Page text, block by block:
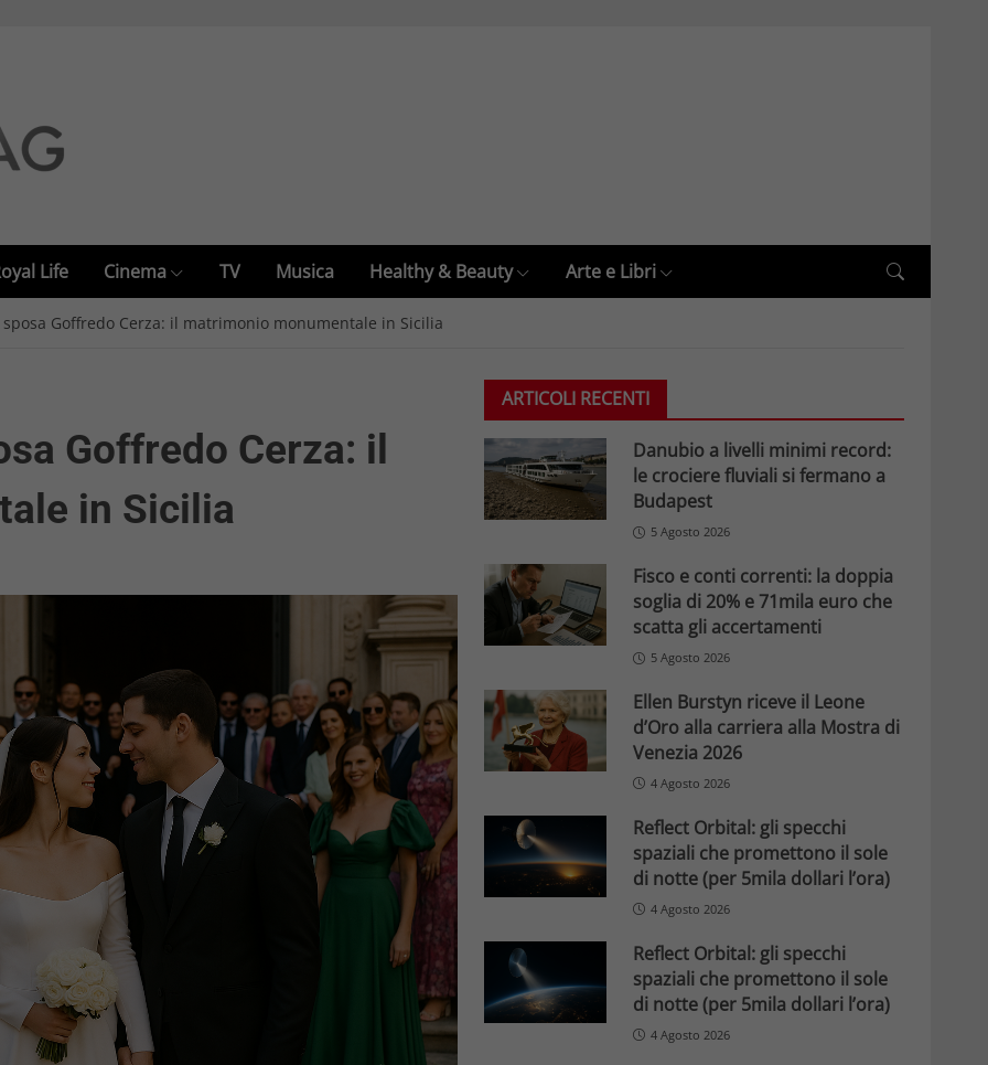
Life Cinema TV Musica Healthy & Beauty Arte e Libri
Goffredo Cerza: il matrimonio monumentale in Sicilia
Goffredo Cerza: il
in Sicilia
ARTICOLI RECENTI
Danubio a livelli minimi record:
le crociere fluviali si fermano a
Budapest
5 Agosto 2026
Fisco e conti correnti: la doppia
soglia di 20% e 71mila euro che
scatta gli accertamenti
5 Agosto 2026
Ellen Burstyn riceve il Leone
d’Oro alla carriera alla Mostra di
Venezia 2026
4 Agosto 2026
Reflect Orbital: gli specchi
spaziali che promettono il sole
di notte (per 5mila dollari l’ora)
4 Agosto 2026
Reflect Orbital: gli specchi
spaziali che promettono il sole
di notte (per 5mila dollari l’ora)
4 Agosto 2026